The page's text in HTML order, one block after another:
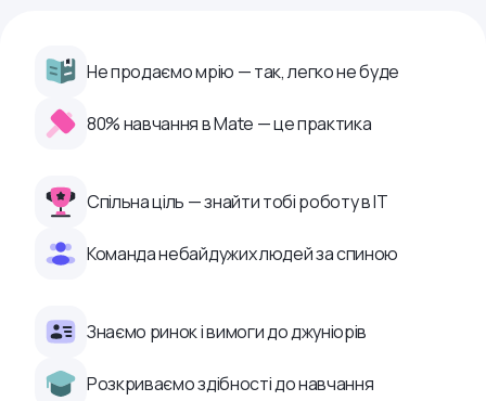
Не продаємо мрію — так, легко не буде
80% навчання в Mate — це практика
Спільна ціль — знайти тобі роботу в ІТ
Команда небайдужих людей за спиною
Знаємо ринок і вимоги до джуніорів
Розкриваємо здібності до навчання